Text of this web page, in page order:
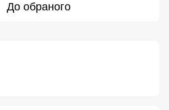
До обраного